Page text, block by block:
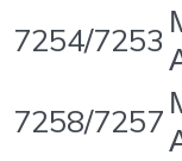
7254/7253
7258/7257